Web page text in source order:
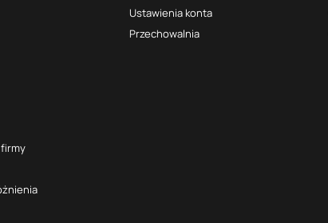
Ustawienia konta
Przechowalnia